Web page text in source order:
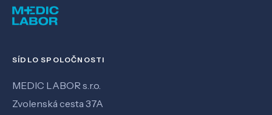
SÍDLO SPOLOČNOSTI
MEDIC LABOR s.r.o.
Zvolenská cesta 37A